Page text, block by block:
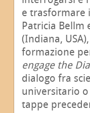
e trasformare
Patricia Bellm
(Indiana,
formazione
engage the
dialogo fra
universitario
tappe